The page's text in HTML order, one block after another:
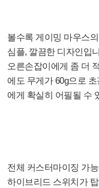
볼수록 게이밍 마우스
심플, 깔끔한 디자인입
오른손잡이에게 좀 더
에도 무게가 60g으로
에게 확실히 어필될 수
전체 커스터마이징 가
하이브리드 스위치가